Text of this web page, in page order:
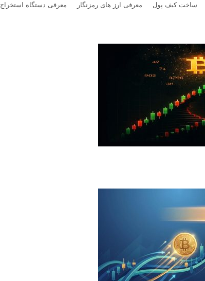
ساخت کیف پول معرفی ارز های رمزنگار معرفی دستگاه استخراج